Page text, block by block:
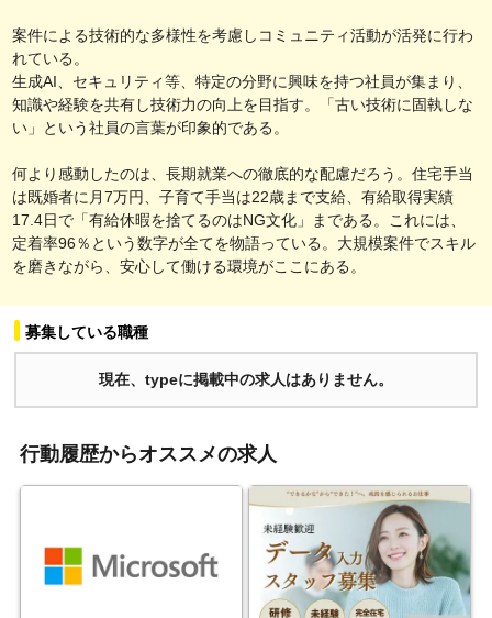
案件による技術的な多様性を考慮しコミュニティ活動が活発に行わ
れている。
生成AI、セキュリティ等、特定の分野に興味を持つ社員が集まり、
知識や経験を共有し技術力の向上を目指す。「古い技術に固執しな
い」という社員の言葉が印象的である。
何より感動したのは、長期就業への徹底的な配慮だろう。住宅手当
は既婚者に月7万円、子育て手当は22歳まで支給、有給取得実績
17.4日で「有給休暇を捨てるのはNG文化」まである。これには、
定着率96％という数字が全てを物語っている。大規模案件でスキル
を磨きながら、安心して働ける環境がここにある。
募集している職種
現在、typeに掲載中の求人はありません。
行動履歴からオススメの求人